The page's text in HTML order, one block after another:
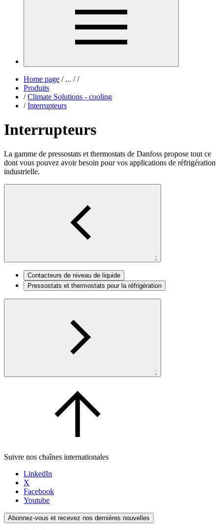
Home page /... / /
Produits
/ Climate Solutions - cooling
/ Interrupteurs
Interrupteurs
La gamme de pressostats et thermostats de Danfoss propose tout ce
dont vous pouvez avoir besoin pour vos applications de réfrigération
industrielle.
;
Contacteurs de niveau de liquide
Pressostats et thermostats pour la réfrigération
;
Suivre nos chaînes internationales
LinkedIn
X
Facebook
Youtube
Abonnez-vous et recevez nos dernières nouvelles